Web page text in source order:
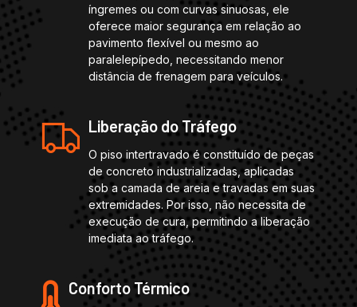
íngremes ou com curvas sinuosas, ele
oferece maior segurança em relação ao
pavimento flexível ou mesmo ao
paralelepípedo, necessitando menor
distância de frenagem para veículos.
Liberação do Tráfego
O piso intertravado é constituído de peças
de concreto industrializadas, aplicadas
sob a camada de areia e travadas em suas
extremidades. Por isso, não necessita de
execução de cura, permitindo a liberação
imediata ao tráfego.
Conforto Térmico